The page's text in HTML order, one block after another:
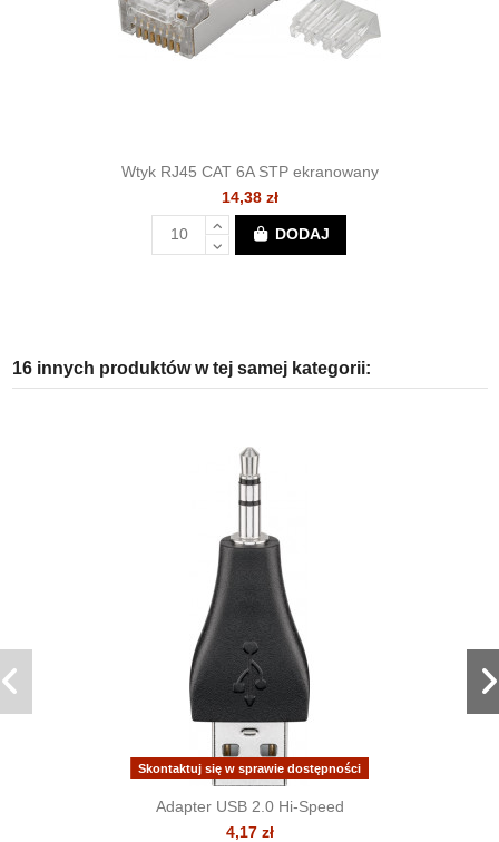
Wtyk RJ45 CAT 6A STP ekranowany
14,38 zł
DODAJ
16 innych produktów w tej samej kategorii:
Skontaktuj się w sprawie dostępności
Adapter USB 2.0 Hi-Speed
4,17 zł